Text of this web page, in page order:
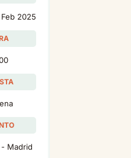
2025
- Madrid